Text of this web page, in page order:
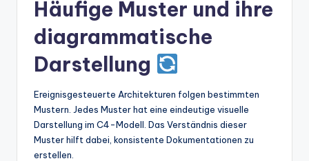
Häufige Muster und ihre
diagrammatische
Darstellung
Ereignisgesteuerte Architekturen folgen bestimmten
Mustern. Jedes Muster hat eine eindeutige visuelle
Darstellung im C4-Modell. Das Verständnis dieser
Muster hilft dabei, konsistente Dokumentationen zu
erstellen.